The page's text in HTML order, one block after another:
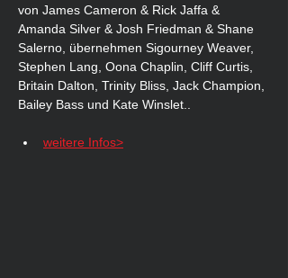
von James Cameron & Rick Jaffa &
Amanda Silver & Josh Friedman & Shane
Salerno, übernehmen Sigourney Weaver,
Stephen Lang, Oona Chaplin, Cliff Curtis,
Britain Dalton, Trinity Bliss, Jack Champion,
Bailey Bass und Kate Winslet..
weitere Infos>